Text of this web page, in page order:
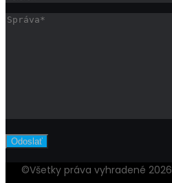
©Všetky práva vyhradené 2026